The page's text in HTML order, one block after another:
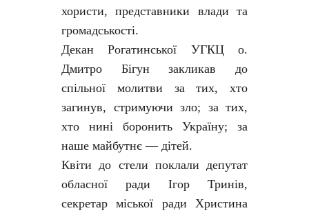
хористи, представники влади та
громадськості.
Декан Рогатинської УГКЦ о.
Дмитро Бігун закликав до
спільної молитви за тих, хто
загинув, стримуючи зло; за тих,
хто нині боронить Україну; за
наше майбутнє — дітей.
Квіти до стели поклали депутат
обласної ради Ігор Тринів,
секретар міської ради Христина